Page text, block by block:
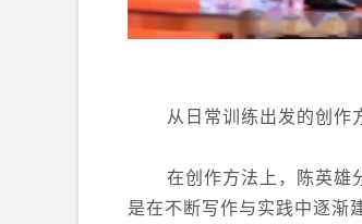
从日常训练出发的创作
在创作方法上，陈英雄
是在不断写作与实践中逐渐